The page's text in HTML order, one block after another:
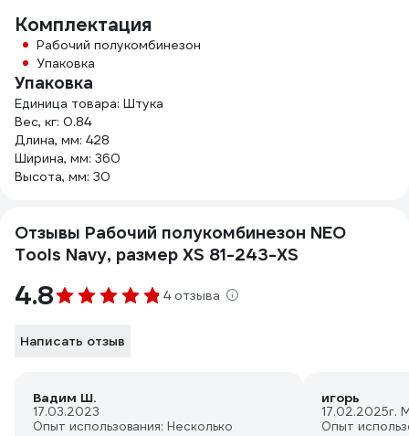
Комплектация
Рабочий полукомбинезон
Упаковка
Упаковка
Единица товара: Штука
Вес, кг: 0.84
Длина, мм: 428
Ширина, мм: 360
Высота, мм: 30
Отзывы Рабочий полукомбинезон NEO
Tools Navy, размер XS 81-243-XS
4.8 4 отзыва
Написать отзыв
Вадим Ш.
17.03.2023
Опыт использования: Несколько
игорь
17.02.2025г.
Опыт